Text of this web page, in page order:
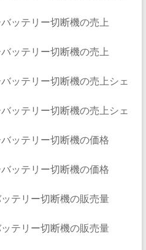
ッテリー切断機の売上
ッテリー切断機の売上
ッテリー切断機の売上シェ
ッテリー切断機の売上シェ
ッテリー切断機の価格
ッテリー切断機の価格
テリー切断機の販売量
テリー切断機の販売量